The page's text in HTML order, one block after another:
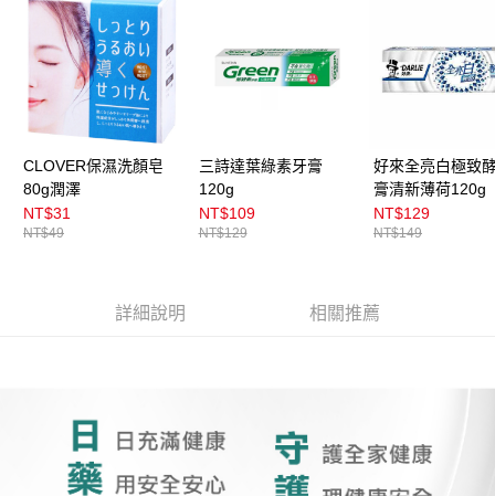
國家/地區配送
CLOVER保濕洗顏皂
80g潤澤
NT$31
NT$49
三詩達葉綠素牙膏
120g
NT$109
NT$129
好來全亮白極致
膏清新薄荷120g
NT$129
NT$149
詳細說明 相關推薦